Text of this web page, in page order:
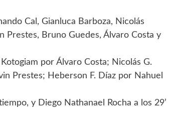
Cal, Gianluca Barboza, Nicolás
Prestes, Bruno Guedes, Álvaro Costa y
por Álvaro Costa; Nicolás G.
Prestes; Heberson F. Díaz por Nahuel
y Diego Nathanael Rocha a los 29’